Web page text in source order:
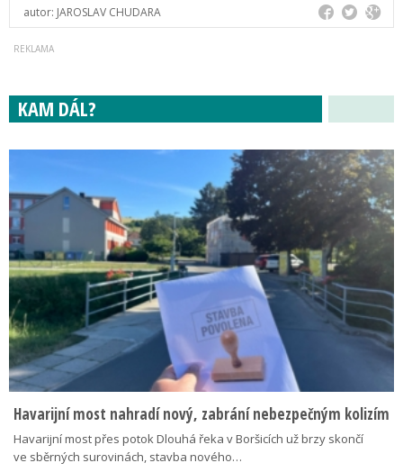
autor: JAROSLAV CHUDARA
KAM DÁL?
Havarijní most nahradí nový, zabrání nebezpečným kolizím
Havarijní most přes potok Dlouhá řeka v Boršicích už brzy skončí
ve sběrných surovinách, stavba nového…